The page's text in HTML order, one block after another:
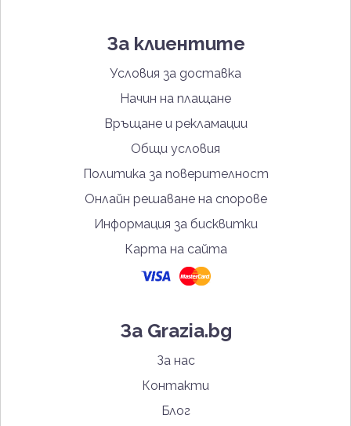
За клиентите
Условия за доставка
Начин на плащане
Връщане и рекламации
Общи условия
Политика за поверителност
Онлайн решаване на спорове
Информация за бисквитки
Карта на сайта
За Grazia.bg
За нас
Контакти
Блог